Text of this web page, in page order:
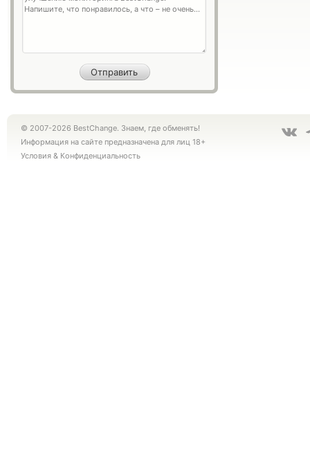
© 2007-2026 BestChange. Знаем, где обменять!
Информация на сайте предназначена для лиц 18+
Условия & Конфиденциальность